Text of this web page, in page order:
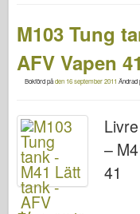
M103 Tung
AFV Vapen 41
Bokförd påden 16 september 2011 Ändrad
–
41